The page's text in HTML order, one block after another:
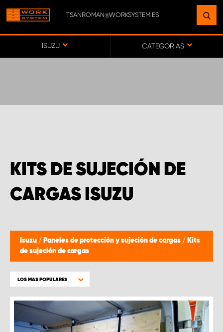
TSANROMAN@WORKSYSTEM.ES
ISUZU CATEGORIAS
KITS DE SUJECIÓN DE
CARGAS ISUZU
Isuzu / Paneles de protección y sujeción de cargas / Kits
de sujeción de cargas
LOS MAS POPULARES
ENCUENTRE UNA INSTALACIÓN
CERCA DE USTED